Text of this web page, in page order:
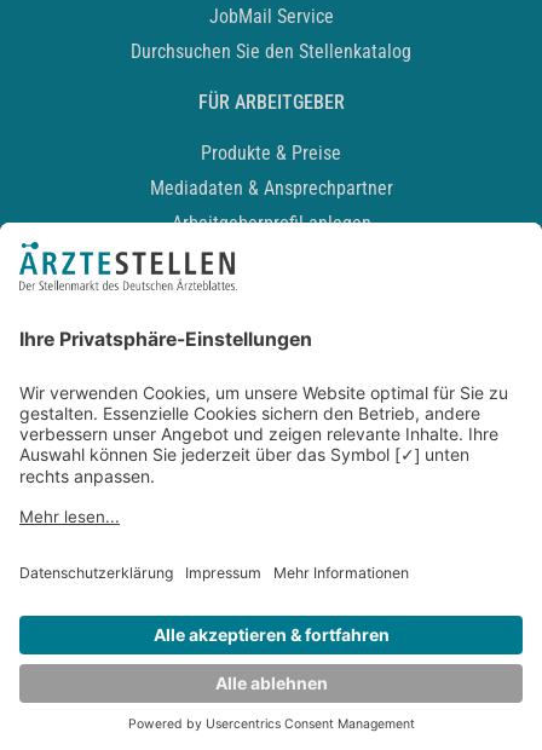
JobMail Service
Durchsuchen Sie den Stellenkatalog
FÜR ARBEITGEBER
Produkte & Preise
Mediadaten & Ansprechpartner
Arbeitgeberprofil anlegen
Recruiting-Podcast
Kontakt
Datenschutz
Newsletter
Entwickelt durchJOBIQO